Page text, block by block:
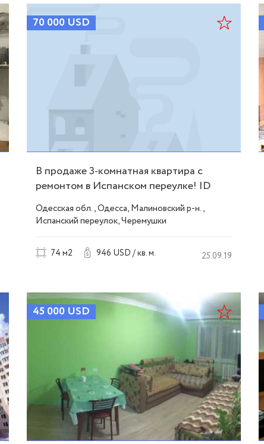
70 000 USD
В продаже 3-комнатная квартира с
ремонтом в Испанском переулке! ID
36455
Одесская обл., Одесса, Малиновский р-н.,
Испанский переулок, Черемушки
74 м2 946 USD / кв. м. 25.09.19
45 000 USD